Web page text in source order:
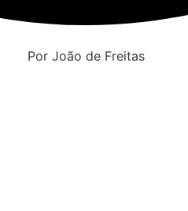
Por João de Freitas